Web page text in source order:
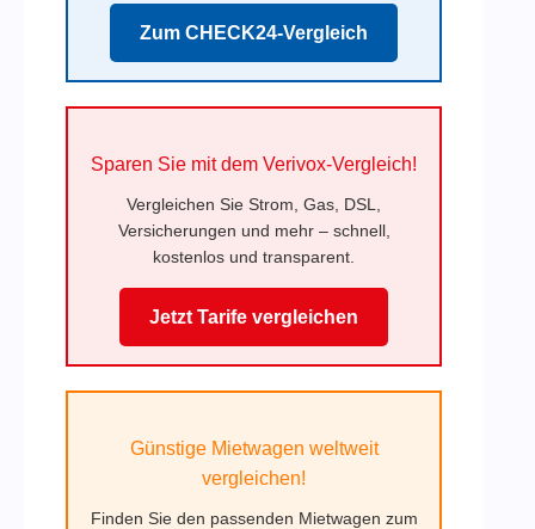
Zum CHECK24-Vergleich
Sparen Sie mit dem Verivox-Vergleich!
Vergleichen Sie Strom, Gas, DSL,
Versicherungen und mehr – schnell,
kostenlos und transparent.
Jetzt Tarife vergleichen
Günstige Mietwagen weltweit
vergleichen!
Finden Sie den passenden Mietwagen zum